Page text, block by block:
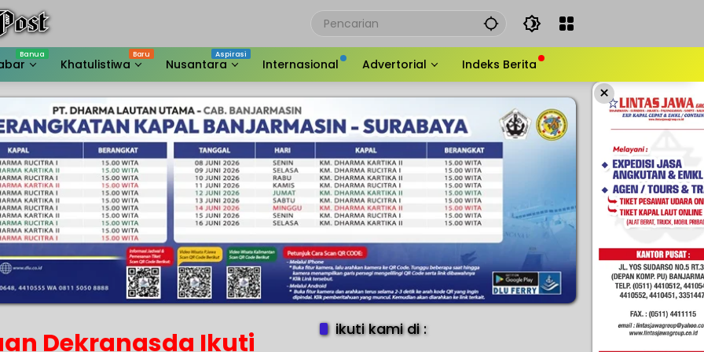
Khatulistiwa Nusantara Internasional Advertorial Indeks Berita
×
Dekranasda Ikuti
ikuti kami di :